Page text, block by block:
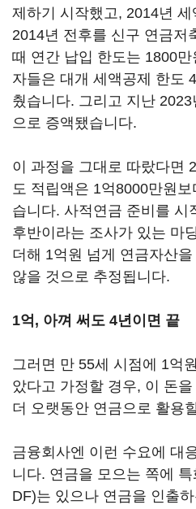
제하기 시작했고, 2014년
2014년 전후를 신구 연금저
때 연간 납입 한도는 1800
자들은 대개 세액공제 한도
췄습니다. 그리고 지난
으로 증액됐습니다.
이 과정을 그대로 따랐다면
도 적립액은 1억8000만원
습니다. 사적연금 준비를 시
후반이라는 조사가 있는 마
더해 1억원 넘게 연금자산
않을 것으로 추정됩니다.
1억, 아껴 써도 4년이면 끝
그러면 만 55세 시점에 1억
았다고 가정할 경우, 이 돈
더 오랫동안 연금으로 활용
금융회사엔 이런 수요에 대
니다. 연금을 모으는 쪽에
DF)는 있으나 연금을 인출